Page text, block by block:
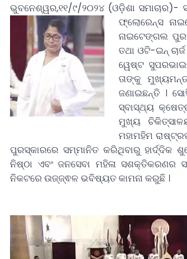
ଭୁବନେଶ୍ୱର,୧୧/୯/୨୦୨୪ (ଓଡ଼ିଶା ସମାଚାର)-
ଫ୍ଲୋରେନ୍ସ
ନାଇଟେଙ୍ଗଲ
ତଥା ଓଟି-ଇନ୍
ୱେଷ୍ଟ
ତାଙ୍କୁ
ଜଣାଇଛନ୍ତି ।
ସ୍ବାସ୍ଥ୍ୟ
ମୁଖ୍ୟ
ମହାମହିମ
ପୁରସ୍କାରରେ ସମ୍ମାନିତ କରିଥିବାରୁ
ନିଷ୍ଠା ଏବଂ ଜନସେବା ମହିଳା ସଶକ୍ତିକରଣର
ନିକଟରେ ଉଜ୍ଜ୍ଵଳ ଭବିଷ୍ୟତ କାମନା କରୁଛି ।
Video
Player